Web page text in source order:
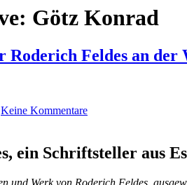
Götz Konrad
Roderich Feldes an
Keine Kommentare
ein Schriftsteller aus
und Werk von Roderich Feldes,